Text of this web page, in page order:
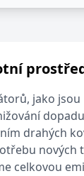
jako jsou
drahých
nových
celkovou